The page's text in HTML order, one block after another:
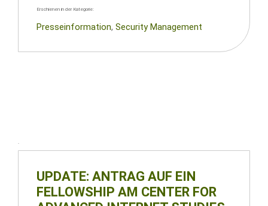
Erschienen in der Kategorie:
Presseinformation, Security Management
UPDATE: ANTRAG AUF EIN
FELLOWSHIP AM CENTER FOR